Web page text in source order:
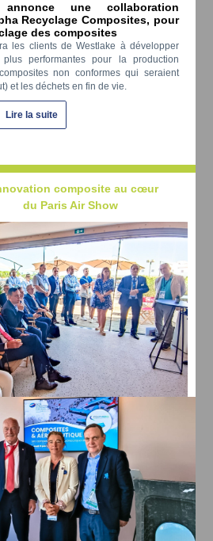
une collaboration
Recyclage Composites, pour
des composites
les clients de Westlake à développer
performantes pour la production
non conformes qui seraient
et les déchets en fin de vie.
Lire la suite
composite au cœur
du Paris Air Show